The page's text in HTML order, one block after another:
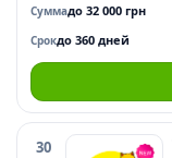
Суммадо 32 000 грн
Срокдо 360 дней
30